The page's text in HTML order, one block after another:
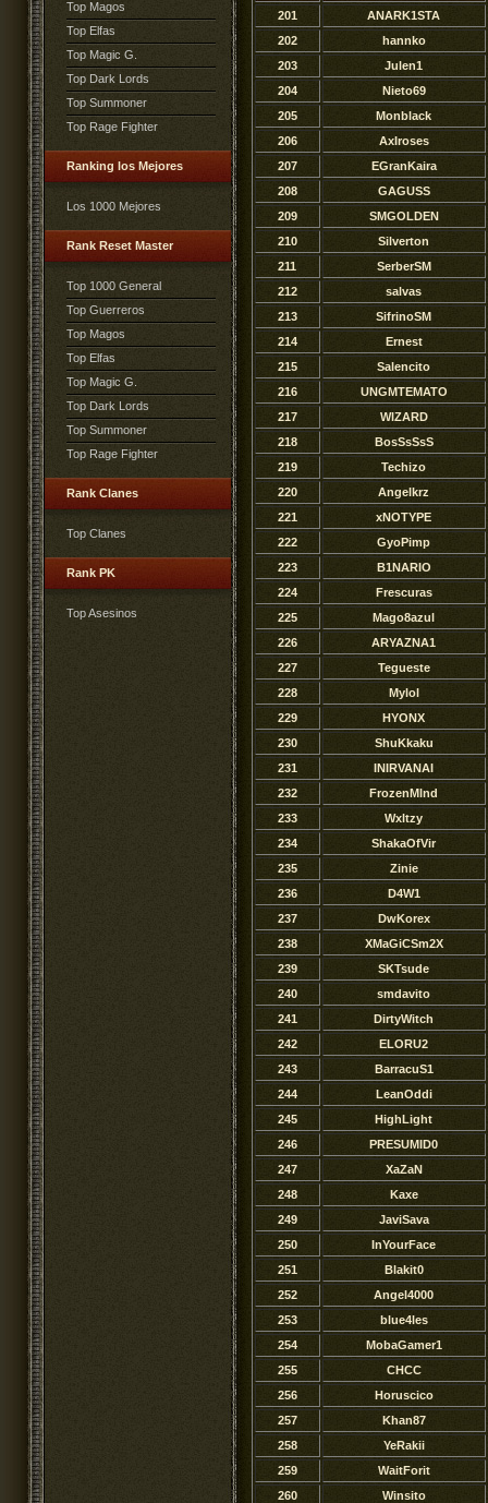
Top Magos
Top Elfas
Top Magic G.
Top Dark Lords
Top Summoner
Top Rage Fighter
Ranking los Mejores
Los 1000 Mejores
Rank Reset Master
Top 1000 General
Top Guerreros
Top Magos
Top Elfas
Top Magic G.
Top Dark Lords
Top Summoner
Top Rage Fighter
Rank Clanes
Top Clanes
Rank PK
Top Asesinos
201
ANARK1STA
202
hannko
203
Julen1
204
Nieto69
205
Monblack
206
AxIroses
207
EGranKaira
208
GAGUSS
209
SMGOLDEN
210
Silverton
211
SerberSM
212
salvas
213
SifrinoSM
214
Ernest
215
Salencito
216
UNGMTEMATO
217
WlZARD
218
BosSsSsS
219
Techizo
220
Angelkrz
221
xNOTYPE
222
GyoPimp
223
B1NARIO
224
Frescuras
225
Mago8azul
226
ARYAZNA1
227
Tegueste
228
Mylol
229
HYONX
230
ShuKkaku
231
INIRVANAI
232
FrozenMlnd
233
Wxltzy
234
ShakaOfVir
235
Zinie
236
D4W1
237
DwKorex
238
XMaGiCSm2X
239
SKTsude
240
smdavito
241
DirtyWitch
242
ELORU2
243
BarracuS1
244
LeanOddi
245
HighLight
246
PRESUMID0
247
XaZaN
248
Kaxe
249
JaviSava
250
InYourFace
251
Blakit0
252
Angel4000
253
blue4les
254
MobaGamer1
255
CHCC
256
Horuscico
257
Khan87
258
YeRakii
259
WaitForit
260
Winsito